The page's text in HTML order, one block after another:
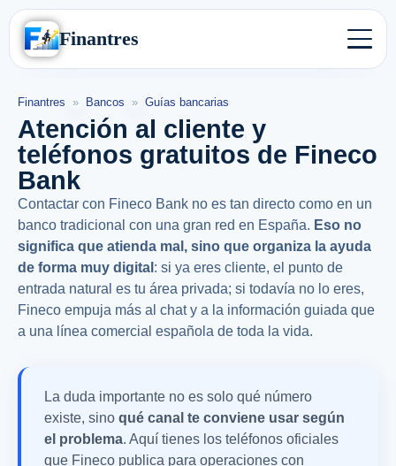
Finantres
Finantres » Bancos » Guías bancarias
Atención al cliente y
teléfonos gratuitos de Fineco
Bank
Contactar con Fineco Bank no es tan directo como en un
banco tradicional con una gran red en España. Eso no
significa que atienda mal, sino que organiza la ayuda
de forma muy digital : si ya eres cliente, el punto de
entrada natural es tu área privada; si todavía no lo eres,
Fineco empuja más al chat y a la información guiada que
a una línea comercial española de toda la vida.
La duda importante no es solo qué número
existe, sino qué canal te conviene usar según
el problema. Aquí tienes los teléfonos oficiales
que Fineco publica para operaciones con